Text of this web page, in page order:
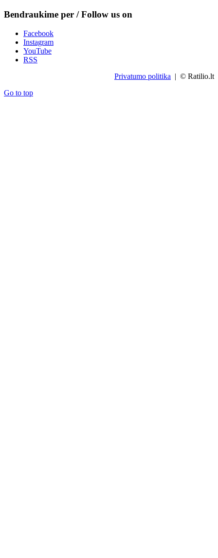
Bendraukime per / Follow us on
Facebook
Instagram
YouTube
RSS
Privatumo politika | © Ratilio.lt
Go to top